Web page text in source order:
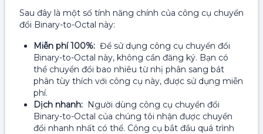
Sau đây là một số tính năng chính của công cụ chuyển
đổi Binary-to-Octal này:
Miễn phí 100%: Để sử dụng công cụ chuyển đổi
Binary-to-Octal này, không cần đăng ký. Bạn có
thể chuyển đổi bao nhiêu từ nhị phân sang bát
phân tùy thích với công cụ này, được sử dụng miễn
phí.
Dịch nhanh: Người dùng công cụ chuyển đổi
Binary-to-Octal của chúng tôi nhận được chuyển
đổi nhanh nhất có thể. Công cụ bắt đầu quá trình